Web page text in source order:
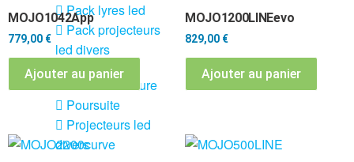
Pack lyres led
Pack projecteurs
led divers
Pied et structure
Poursuite
Projecteurs led
divers
MOJO1042App
779,00 €
Ajouter au panier
MOJO1200LINEevo
829,00 €
Ajouter au panier